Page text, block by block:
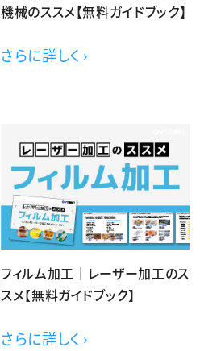
機械のススメ【無料ガイドブック】
さらに詳しく ›
フィルム加工｜レーザー加工のス
スメ【無料ガイドブック】
さらに詳しく ›